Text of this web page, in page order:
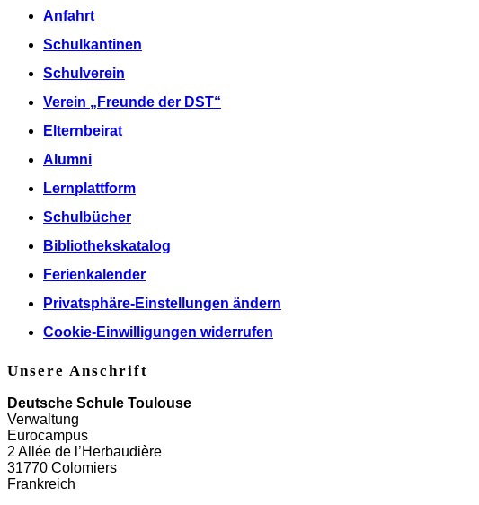
Anfahrt
Schulkantinen
Schulverein
Verein „Freunde der DST“
Elternbeirat
Alumni
Lernplattform
Schulbücher
Bibliothekskatalog
Ferienkalender
Privatsphäre-Einstellungen ändern
Cookie-Einwilligungen widerrufen
Unsere Anschrift
Deutsche Schule Toulouse
Verwaltung
Eurocampus
2 Allée de l’Herbaudière
31770 Colomiers
Frankreich